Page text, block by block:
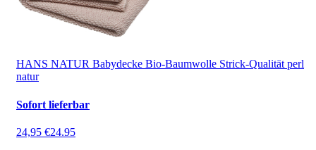
HANS NATUR Babydecke Bio-Baumwolle Strick-Qualität perl
natur
Sofort lieferbar
24,95 €24.95